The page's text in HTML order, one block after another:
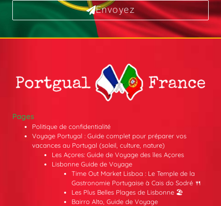
Envoyez
Pages
Politique de confidentialité
Voyage Portugal : Guide complet pour préparer vos
vacances au Portugal (soleil, culture, nature)
Les Açores: Guide de Voyage des îles Açores
Lisbonne Guide de Voyage
Time Out Market Lisboa : Le Temple de la
Gastronomie Portugaise à Cais do Sodré 🍴
Les Plus Belles Plages de Lisbonne 🏖️
Bairro Alto, Guide de Voyage